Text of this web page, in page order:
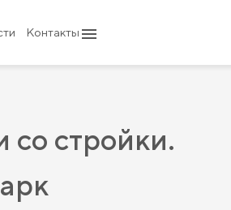
Контакты
со стройки.